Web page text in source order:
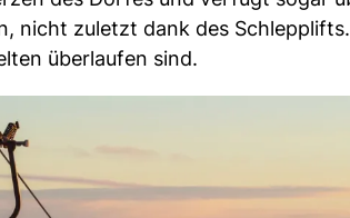
nicht zuletzt dank des
überlaufen sind.